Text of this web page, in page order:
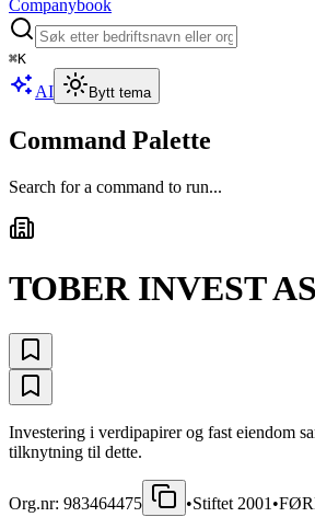
Companybook
⌘K
AI Bytt tema
Command Palette
Search for a command to run...
TOBER INVEST AS
Investering i verdipapirer og fast eiendom
tilknytning til dette.
Org.nr: 983464475 •Stiftet 2001 •